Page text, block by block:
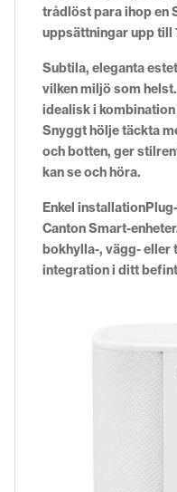
trådlöst para ihop en
uppsättningar upp till
Subtila, eleganta
vilken miljö som
idealisk i
Snyggt hölje täckta
och botten, ger
kan se och höra.
Enkel installation
Canton Smart-
bokhylla-, vägg- eller
integration i ditt